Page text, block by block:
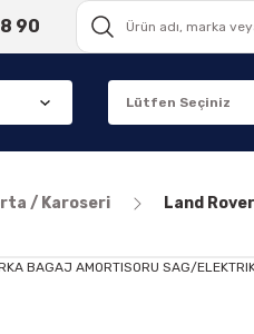
90
/ Karoseri Land